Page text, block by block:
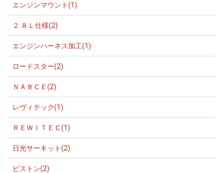
エンジンマウント(1)
２.８Ｌ仕様(2)
エンジンハーネス加工(1)
ロードスター(2)
ＮＡ８ＣＥ(2)
レヴィテック(1)
ＲＥＷＩＴＥＣ(1)
日光サーキット(2)
ピストン(2)